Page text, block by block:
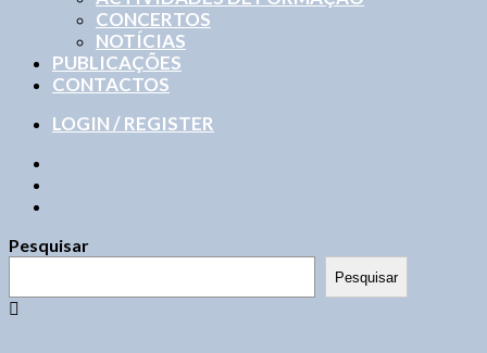
CONCERTOS
NOTÍCIAS
PUBLICAÇÕES
CONTACTOS
LOGIN / REGISTER
Pesquisar
Pesquisar